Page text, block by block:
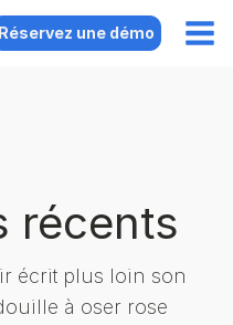
Réservez une démo
récents
écrit plus loin son
à oser rose